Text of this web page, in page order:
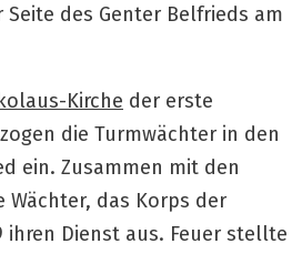
des Genter Belfrieds am
Kirche der erste
die Turmwächter in den
ein. Zusammen mit den
das Korps der
ihren Dienst aus. Feuer stellte